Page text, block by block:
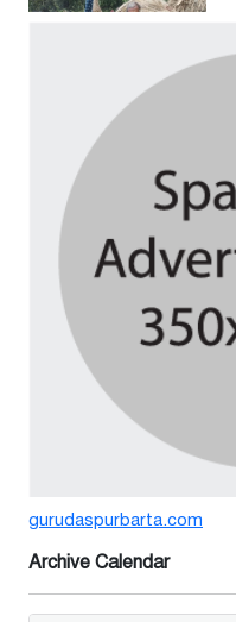
gurudaspurbarta.com
Archive Calendar